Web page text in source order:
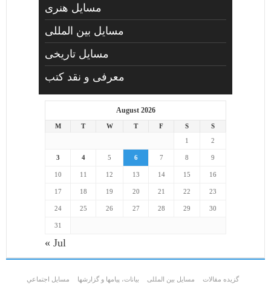
مسايل هنری
مسایل بین المللی
مسایل تاریخی
معرفی و نقد کتب
August 2026
M T W T F S
S
1
2
3 4 5 6 7 8 9
10 11 12 13 14 15 16
17 18 19 20 21 22 23
24 25 26 27 28 29 30
31
« Jul
گزیده مقالات مسایل بین المللی بیانات، پیامها و گزارشها مسايل اجتماعي